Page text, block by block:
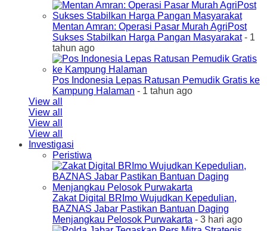
Mentan Amran: Operasi Pasar Murah AgriPost
Sukses Stabilkan Harga Pangan Masyarakat- 1
tahun ago
Pos Indonesia Lepas Ratusan Pemudik Gratis ke
Kampung Halaman - 1 tahun ago
View all
View all
View all
View all
Investigasi
Peristiwa
Zakat Digital BRImo Wujudkan Kepedulian,
BAZNAS Jabar Pastikan Bantuan Daging
Menjangkau Pelosok Purwakarta - 3 hari ago